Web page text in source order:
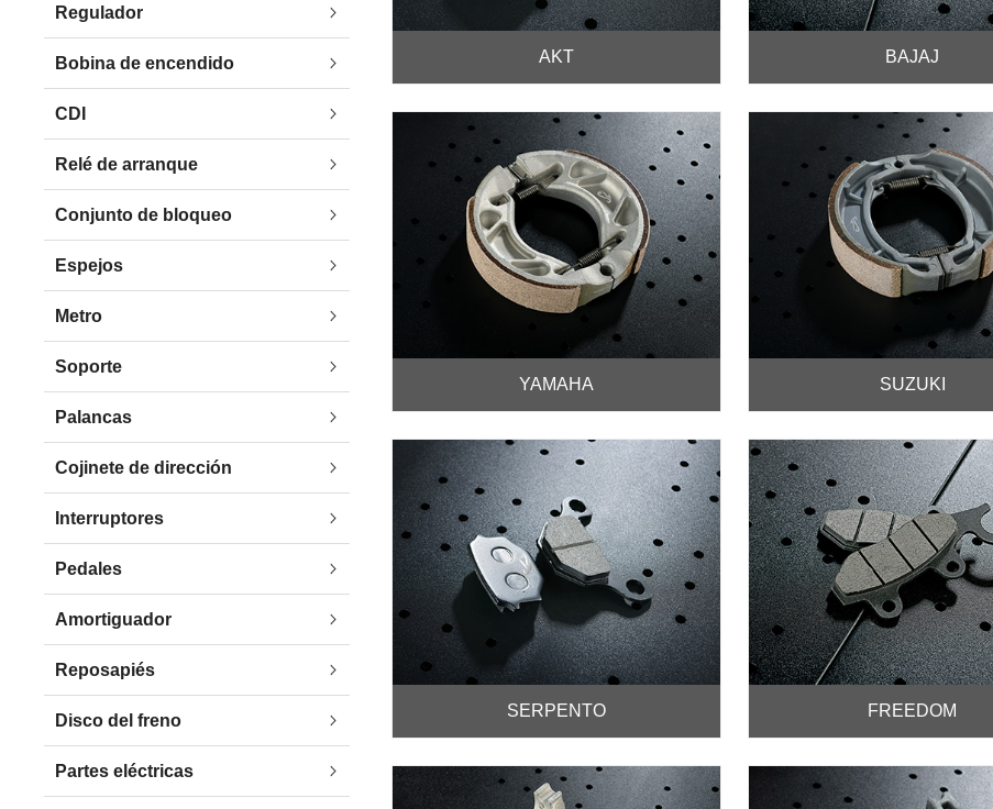
Regulador
Bobina de encendido
CDI
Relé de arranque
Conjunto de bloqueo
Espejos
Metro
Soporte
Palancas
Cojinete de dirección
Interruptores
Pedales
Amortiguador
Reposapiés
Disco del freno
Partes eléctricas
AKT BAJAJ
YAMAHA SUZUKI
SERPENTO FREEDOM